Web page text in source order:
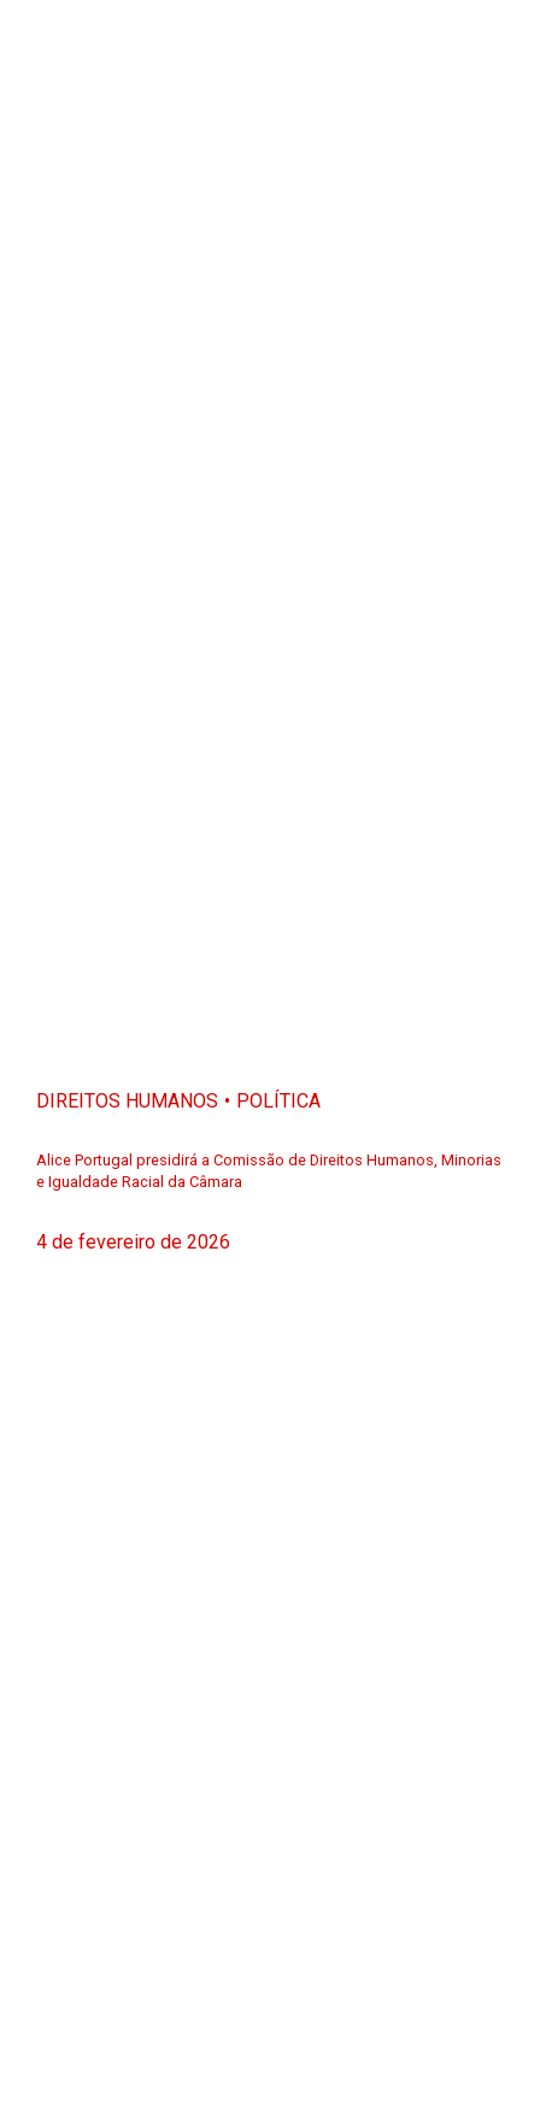
DIREITOS HUMANOS POLÍTICA
Alice Portugal presidirá a Comissão de Direitos Humanos, Minorias
e Igualdade Racial da Câmara
4 de fevereiro de 2026